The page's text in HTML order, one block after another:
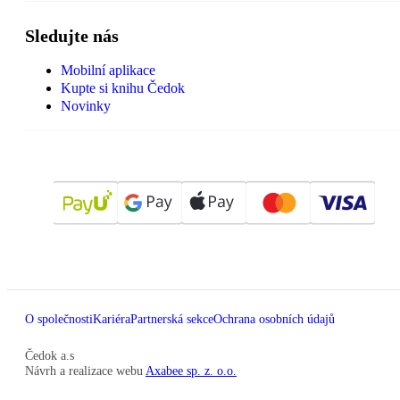
Sledujte nás
Mobilní aplikace
Kupte si knihu Čedok
Novinky
O společnostiKariéraPartnerská sekceOchrana osobních údajů
Čedok a.s
Návrh a realizace webu Axabee sp. z. o.o.